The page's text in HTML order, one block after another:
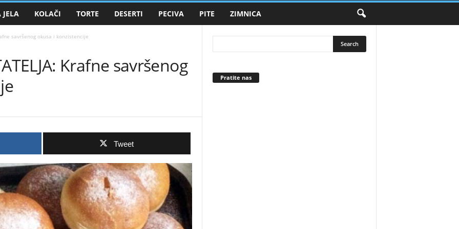
JELA KOLAČI TORTE DESERTI PECIVA PITE ZIMNICA
savršenog okusa i konzistencije
Krafne savršenog
Tweet
Pratite nas